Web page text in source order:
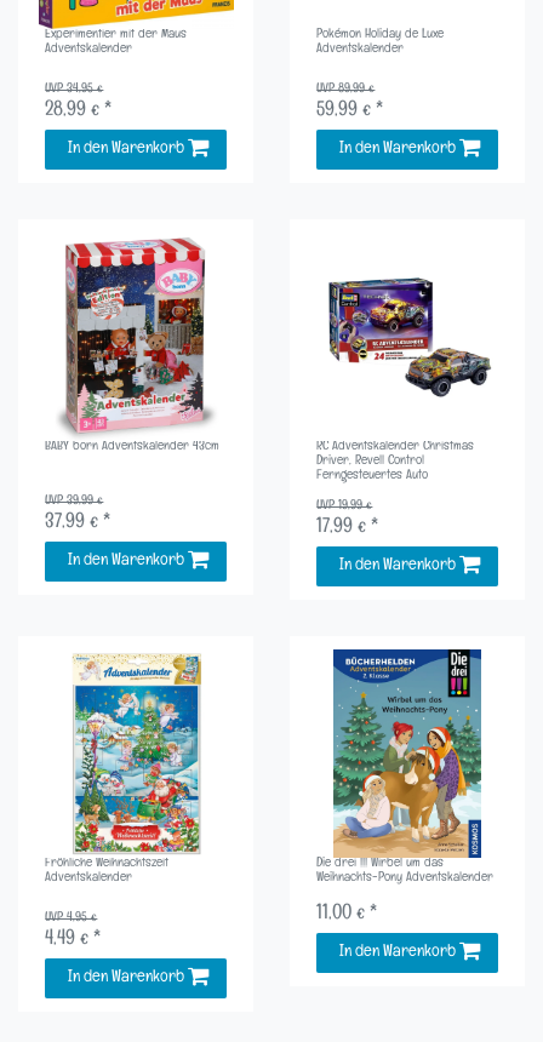
Experimentier mit der Maus
Adventskalender
UVP 34,95 €
28,99 € *
In den Warenkorb
Pokémon Holiday de Luxe
Adventskalender
UVP 89,99 €
59,99 € *
In den Warenkorb
BABY born Adventskalender 43cm
UVP 39,99 €
37,99 € *
In den Warenkorb
RC Adventskalender Christmas
Driver, Revell Control
Ferngesteuertes Auto
UVP 19,99 €
17,99 € *
In den Warenkorb
Fröhliche Weihnachtszeit
Adventskalender
UVP 4,95 €
4,49 € *
In den Warenkorb
Die drei !!! Wirbel um das
Weihnachts-Pony Adventskalender
11,00 € *
In den Warenkorb